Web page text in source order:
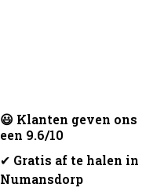
😃 Klanten geven ons
een 9.6/10
✔ Gratis af te halen in
Numansdorp